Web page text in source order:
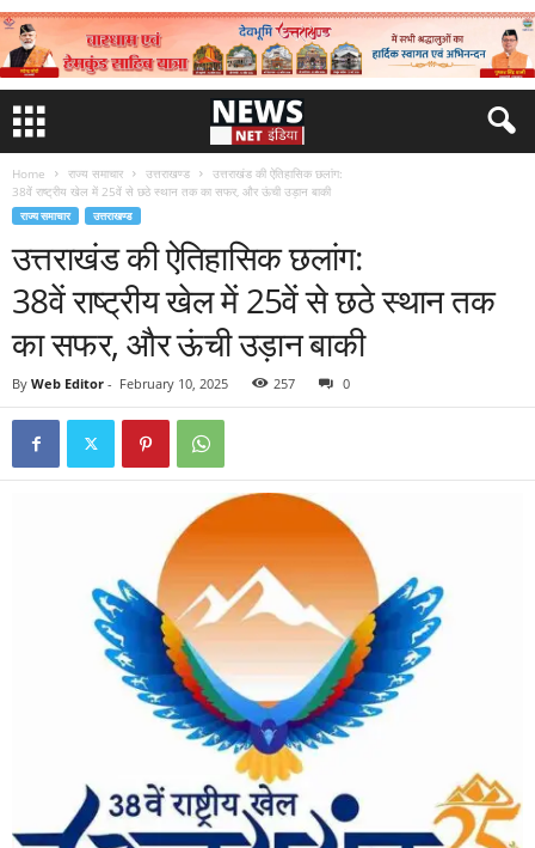
Home राज्य समाचार उत्तराखण्ड
उत्तराखंड की ऐतिहासिक छलांग:
38वें राष्ट्रीय खेल में 25वें से छठे स्थान तक का सफर, और ऊंची उड़ान बाकी
राज्य समाचार उत्तराखण्ड
उत्तराखंड की ऐतिहासिक छलांग:
38वें राष्ट्रीय खेल में 25वें से छठे स्थान तक
का सफर, और ऊंची उड़ान बाकी
By Web Editor - February 10, 2025 257 0